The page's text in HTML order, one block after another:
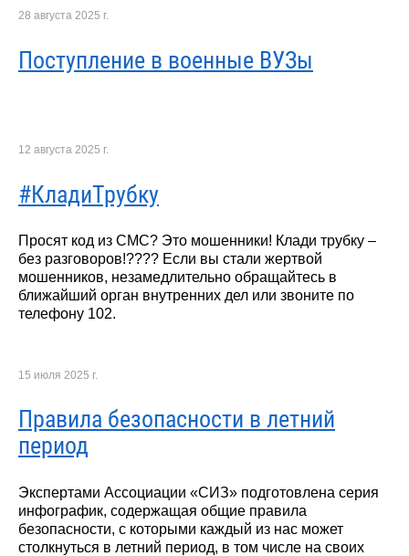
28 августа 2025 г.
Поступление в военные ВУЗы
12 августа 2025 г.
#КладиТрубку
Просят код из СМС? Это мошенники! Клади трубку –
без разговоров!???? Если вы стали жертвой
мошенников, незамедлительно обращайтесь в
ближайший орган внутренних дел или звоните по
телефону 102.
15 июля 2025 г.
Правила безопасности в летний
период
Экспертами Ассоциации «СИЗ» подготовлена серия
инфографик, содержащая общие правила
безопасности, с которыми каждый из нас может
столкнуться в летний период, в том числе на своих